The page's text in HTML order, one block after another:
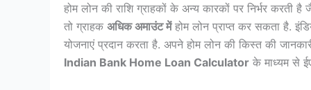
होम लोन की राशि ग्राहकों के अन्य कारकों पर निर्भर
तो ग्राहक अधिक अमाउंट मेंहोम लोन प्राप्त कर सकता है.
योजनाएं प्रदान करता है. अपने होम लोन की किस्त की
Indian Bank Home Loan Calculator के माध्यम से